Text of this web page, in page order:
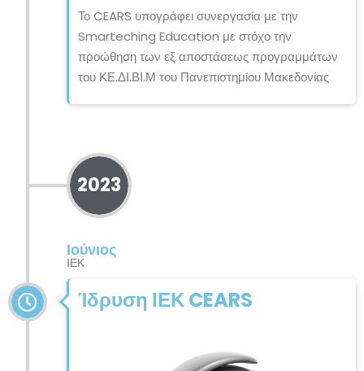
Το CEARS υπογράφει συνεργασία με την
Smarteching Education με στόχο την
προώθηση των εξ αποστάσεως προγραμμάτων
του ΚΕ.ΔΙ.ΒΙ.Μ του Πανεπιστημίου Μακεδονίας
2023
Ιούνιος
ΙΕΚ
Ίδρυση ΙΕΚ CEARS